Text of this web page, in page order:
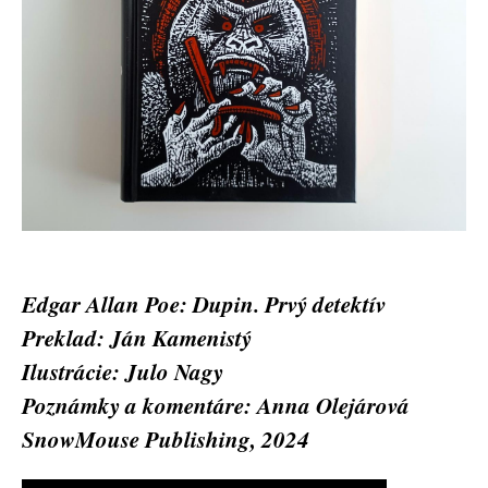
Edgar Allan Poe: Dupin. Prvý detektív
Preklad: Ján Kamenistý
Ilustrácie: Julo Nagy
Poznámky a komentáre: Anna Olejárová
SnowMouse Publishing, 2024